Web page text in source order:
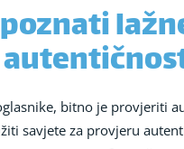
bitno je provjeriti
savjete za provjeru